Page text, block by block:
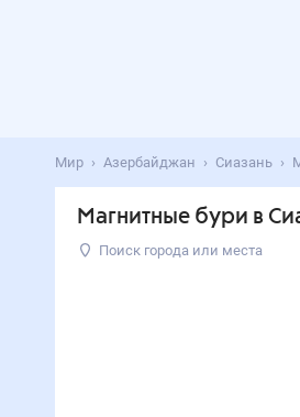
Мир Азербайджан Сиазань
Магнитные бури в
Поиск города или места